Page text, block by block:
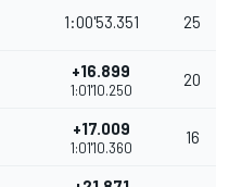
1:00'53.351 25
+16.899
1:01'10.250
20
+17.009
1:01'10.360
16